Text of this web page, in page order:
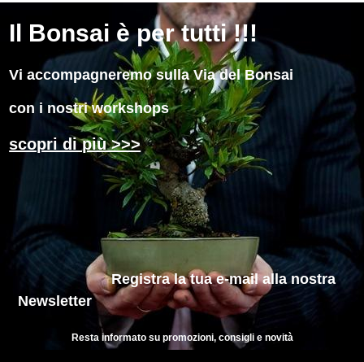
Il Bonsai è per tutti !!!
Vi accompagneremo sulla Via del Bonsai
con i nostri workshops
scopri di più >>>
Registra la tua e-mailalla nostra
Newsletter
Resta informato su promozioni, consigli e novità